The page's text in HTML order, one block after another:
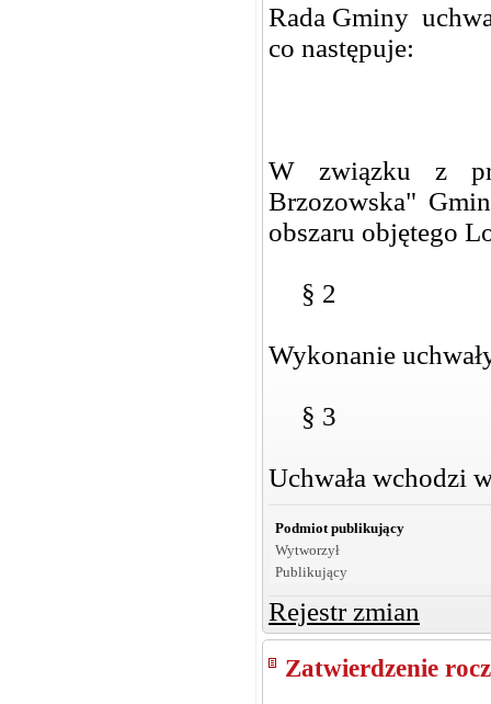
Rada Gminy
co następuje:
W związku z
Brzozowska"
obszaru objętego
§ 2
Wykonanie
§ 3
Uchwała wchodzi
Podmiot publikujący
Wytworzył
Publikujący
Rejestr zmian
Zatwierdzenie